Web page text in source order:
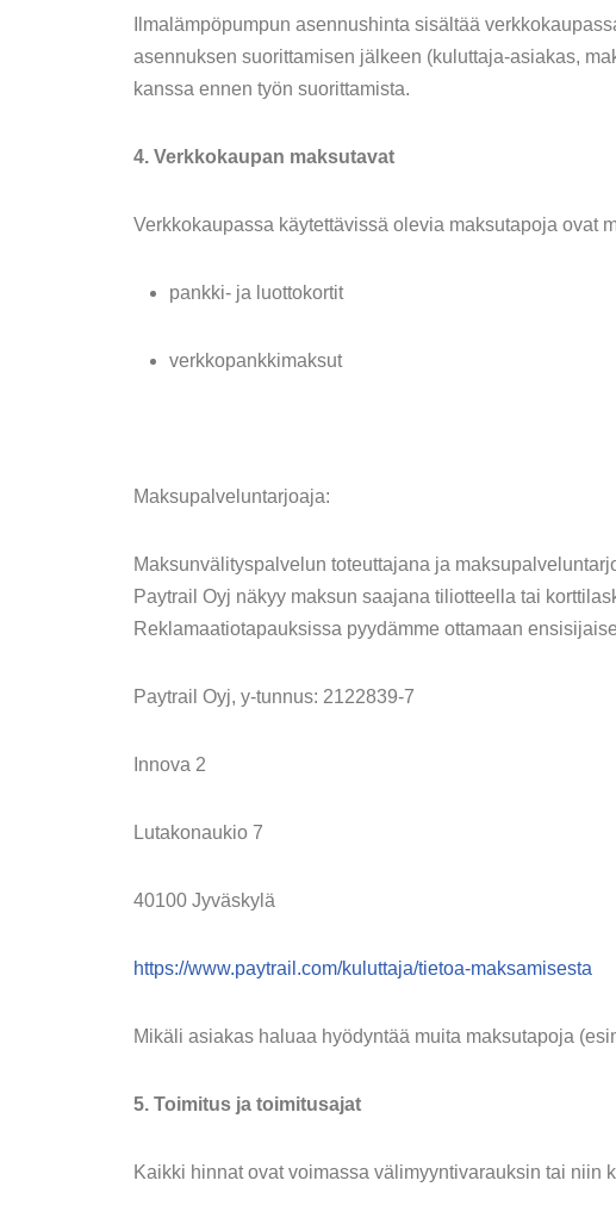
Ilmalämpöpumpun asennushinta sisältää
asennuksen suorittamisen jälkeen (kuluttaja-asiakas,
kanssa ennen työn suorittamista.
4. Verkkokaupan maksutavat
Verkkokaupassa käytettävissä olevia maksutapoja ovat
pankki- ja luottokortit
verkkopankkimaksut
Maksupalveluntarjoaja:
Maksunvälityspalvelun toteuttajana ja
Paytrail Oyj näkyy maksun saajana tiliotteella tai
Reklamaatiotapauksissa pyydämme ottamaan
Paytrail Oyj, y-tunnus: 2122839-7
Innova 2
Lutakonaukio 7
40100 Jyväskylä
https://www.paytrail.com/kuluttaja/tietoa-maksamisesta
Mikäli asiakas haluaa hyödyntää muita maksutapoja
5. Toimitus ja toimitusajat
Kaikki hinnat ovat voimassa välimyyntivarauksin tai niin